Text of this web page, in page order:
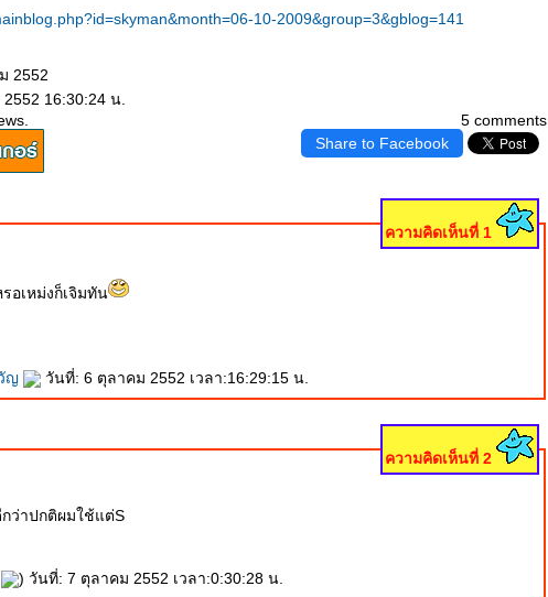
10-2009&group=3&gblog=141
2552
16:30:24 น.
5 comments
Share to Facebook
ความคิดเห็นที่ 1
อเหม่งก็เจิมทัน
ญ วันที่: 6 ตุลาคม 2552 เวลา:16:29:15 น.
ความคิดเห็นที่ 2
ว่าปกติผมใช้แต่S
) วันที่: 7 ตุลาคม 2552 เวลา:0:30:28 น.